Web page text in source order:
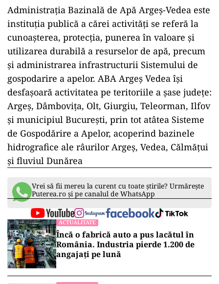
momentul în care un serviciu medical adecvat
poate să intervină.
Cursurile sunt gratuite și sunt realizate de către
personal autorizat din cadrul Fundației Leul
Albastru, o organizație non-guvernamentală
care funcționează în ariile de
acțiune educațională, socială și medicală,
sprijinirea copiilor aflați în situații de risc prin
programe educaționale și acțiuni umanitare.
Administraţia Bazinală de Apă Argeş-Vedea este
instituția publică a cărei activități se referă la
cunoașterea, protecția, punerea în valoare și
utilizarea durabilă a resurselor de apă, precum
și administrarea infrastructurii Sistemului de
gospodarire a apelor. ABA Argeș Vedea îşi
desfaşoară activitatea pe teritoriile a şase judeţe:
Argeş, Dâmboviţa, Olt, Giurgiu, Teleorman, Ilfov
şi municipiul Bucureşti, prin tot atâtea Sisteme
de Gospodărire a Apelor, acoperind bazinele